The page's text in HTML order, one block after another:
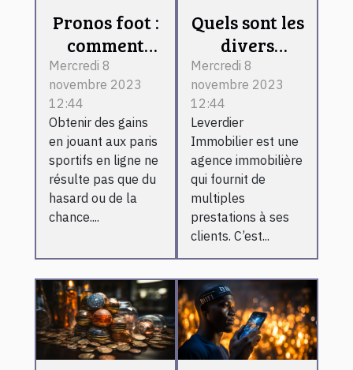
Pronos foot :
comment
devenir un
expert ?
Mercredi 8
novembre 2023
12:44
Obtenir des gains
en jouant aux paris
sportifs en ligne ne
résulte pas que du
hasard ou de la
chance....
Quels sont les
divers
services que
propose
Leverdier
Immobilier ?
Mercredi 8
novembre 2023
12:44
Leverdier
Immobilier est une
agence immobilière
qui fournit de
multiples
prestations à ses
clients. C’est...